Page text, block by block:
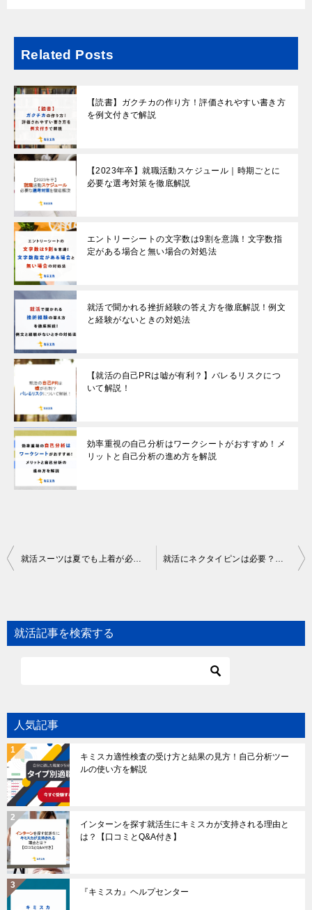
Related Posts
【読書】ガクチカの作り方！評価されやすい書き方
を例文付きで解説
【2023年卒】就職活動スケジュール｜時期ごとに
必要な選考対策を徹底解説
エントリーシートの文字数は9割を意識！文字数指
定がある場合と無い場合の対処法
就活で聞かれる挫折経験の答え方を徹底解説！例文
と経験がないときの対処法
【就活の自己PRは嘘が有利？】バレるリスクにつ
いて解説！
効率重視の自己分析はワークシートがおすすめ！メ
リットと自己分析の進め方を解説
Post
就活記事を検索する
人気記事
キミスカ適性検査の受け方と結果の見方！自己分析ツー
ルの使い方を解説
インターンを探す就活生にキミスカが支持される理由と
は？【口コミとQ&A付き】
『キミスカ』ヘルプセンター